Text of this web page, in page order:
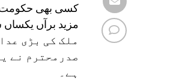
کسی بھی حکومت
ملک کی بڑی
صدرمحترم نے
ہے۔